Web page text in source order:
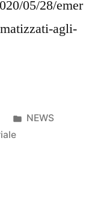
05/28/emer
agli-
NEWS